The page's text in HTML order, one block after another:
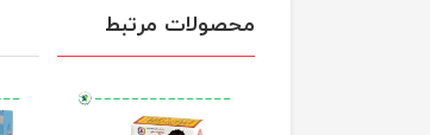
محصولات مرتبط